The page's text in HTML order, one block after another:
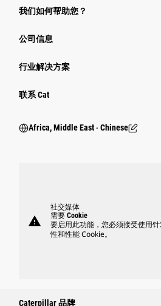
我们如何帮助您？
公司信息
行业解决方案
行业
联系 Cat
Africa, Middle East ‧ Chinese
warning
社交媒体
需要 Cookie
要启用此功能，您必须接受使用
性和性能 Cookie。
Caterpillar 品牌